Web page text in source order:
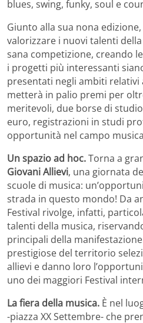
blues, swing, funky, soul e
Giunto alla sua nona
valorizzare i nuovi talenti
sana competizione, creando
i progetti più interessanti
presentati negli ambiti relativi
metterà in palio premi per
meritevoli, due borse di
euro, registrazioni in studi
opportunità nel campo
Un spazio ad hoc.Torna a
Giovani Allievi, una giornata
scuole di musica:
strada in questo mondo! Da
Festival rivolge, infatti,
talenti della musica,
principali della
prestigiose del territorio
allievi e danno loro
uno dei maggiori Festival
La fiera della musica. È nel
-piazza XX Settembre- che